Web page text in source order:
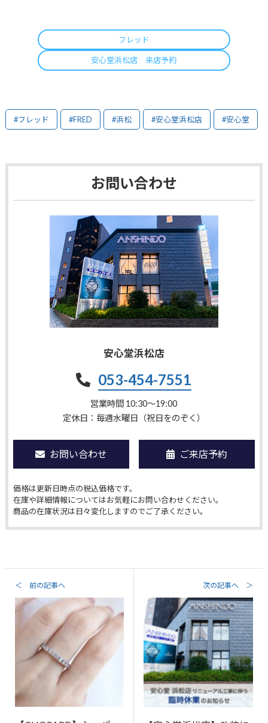
フレッド
安心堂浜松店 来店予約
#フレッド #FRED #浜松 #安心堂浜松店 #安心堂
お問い合わせ
安心堂浜松店
053-454-7551
営業時間 10:30〜19:00
定休日：毎週水曜日（祝日をのぞく）
お問い合わせ ご来店予約
価格は更新日時点の税込価格です。
在庫や詳細情報についてはお気軽にお問い合わせください。
商品の在庫状況は日々変化しますのでご了承ください。
＜ 前の記事へ 次の記事へ ＞